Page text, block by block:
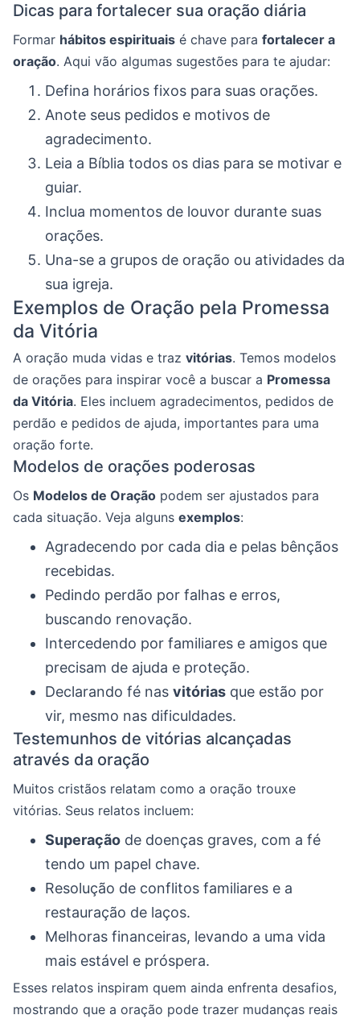
Dicas para fortalecer sua oração diária
Formar hábitos espirituais é chave para fortalecer a
oração. Aqui vão algumas sugestões para te ajudar:
Defina horários fixos para suas orações.
Anote seus pedidos e motivos de
agradecimento.
Leia a Bíblia todos os dias para se motivar e
guiar.
Inclua momentos de louvor durante suas
orações.
Una-se a grupos de oração ou atividades da
sua igreja.
Exemplos de Oração pela Promessa
da Vitória
A oração muda vidas e traz vitórias. Temos modelos
de orações para inspirar você a buscar a Promessa
da Vitória. Eles incluem agradecimentos, pedidos de
perdão e pedidos de ajuda, importantes para uma
oração forte.
Modelos de orações poderosas
Os Modelos de Oração podem ser ajustados para
cada situação. Veja alguns exemplos:
Agradecendo por cada dia e pelas bênçãos
recebidas.
Pedindo perdão por falhas e erros,
buscando renovação.
Intercedendo por familiares e amigos que
precisam de ajuda e proteção.
Declarando fé nas vitórias que estão por
vir, mesmo nas dificuldades.
Testemunhos de vitórias alcançadas
através da oração
Muitos cristãos relatam como a oração trouxe
vitórias. Seus relatos incluem:
Superação de doenças graves, com a fé
tendo um papel chave.
Resolução de conflitos familiares e a
restauração de laços.
Melhoras financeiras, levando a uma vida
mais estável e próspera.
Esses relatos inspiram quem ainda enfrenta desafios,
mostrando que a oração pode trazer mudanças reais